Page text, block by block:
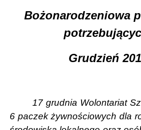
Treść
Bożonarodzeniowa
Grudzień
17 grudnia Wolontariat
6 paczek żywnościowych dla